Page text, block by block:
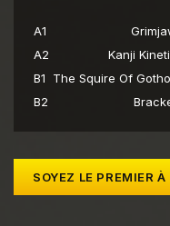
A1
A2
Kanji
B1
The Squire Of
B2
SOYEZ LE PREMIER